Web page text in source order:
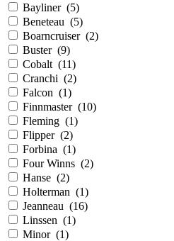
Bayliner(5)
Beneteau (5)
Boarncruiser(2)
Buster(9)
Cobalt (11)
Cranchi (2)
Falcon (1)
Finnmaster(10)
Fleming (1)
Flipper(2)
Forbina (1)
Four Winns (2)
Hanse (2)
Holterman (1)
Jeanneau (16)
Linssen (1)
Minor(1)